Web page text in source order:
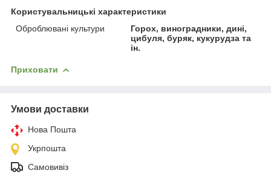
Користувальницькі характеристики
Оброблювані культури
Горох, виноградники, дині,
цибуля, буряк, кукурудза та
ін.
Приховати
Умови доставки
Нова Пошта
Укрпошта
Самовивіз